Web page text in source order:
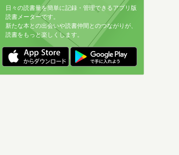
日々の読書量を簡単に記録・管理できるアプリ版
読書メーターです。
新たな本との出会いや読書仲間とのつながりが、
読書をもっと楽しくします。